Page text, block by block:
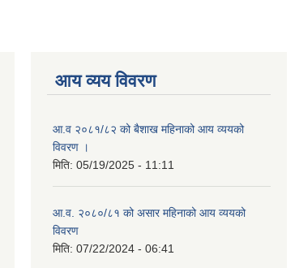
आय व्यय विवरण
आ.व २०८१/८२ को बैशाख महिनाको आय व्ययको
विवरण ।
मिति: 05/19/2025 - 11:11
आ.व. २०८०/८१ को असार महिनाको आय व्ययको
विवरण
मिति: 07/22/2024 - 06:41